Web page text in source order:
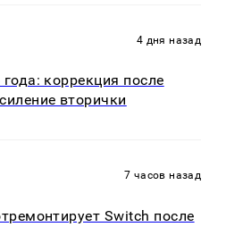
4 дня назад
коррекция после
вторички
7 часов назад
Switch после